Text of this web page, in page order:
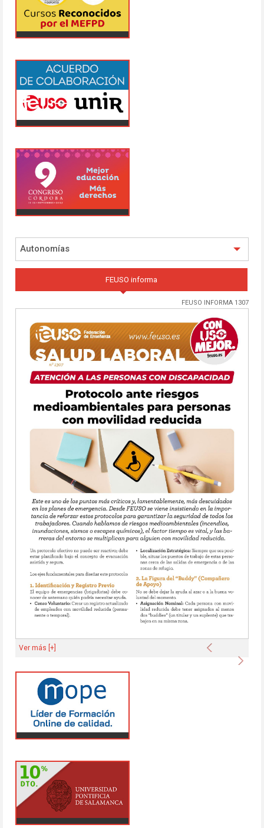
Autonomías
FEUSO informa
FEUSO INFORMA 1307
Anterior
Ver más [+]